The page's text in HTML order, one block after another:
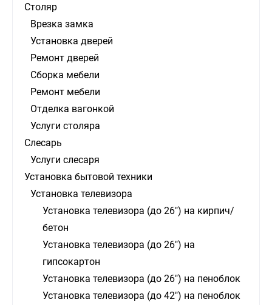
Столяр
Врезка замка
Установка дверей
Ремонт дверей
Сборка мебели
Ремонт мебели
Отделка вагонкой
Услуги столяра
Слесарь
Услуги слесаря
Установка бытовой техники
Установка телевизора
Установка телевизора (до 26") на кирпич/
бетон
Установка телевизора (до 26") на
гипсокартон
Установка телевизора (до 26") на пеноблок
Установка телевизора (до 42") на пеноблок